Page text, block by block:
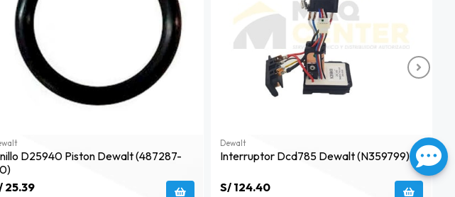
D25940 Piston Dewalt (487287-
25.39
Dewalt
Interruptor Dcd785 Dewalt (n359799)
S/ 124.40